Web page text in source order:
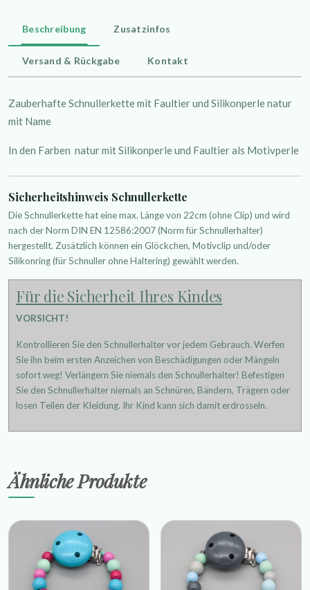
Beschreibung Zusatzinfos
Versand & Rückgabe Kontakt
Zauberhafte Schnullerkette mit Faultier und Silikonperle natur
mit Name
In den Farben natur mit Silikonperle und Faultier als Motivperle
Sicherheitshinweis Schnullerkette
Die Schnullerkette hat eine max. Länge von 22cm (ohne Clip) und wird
nach der Norm DIN EN 12586:2007 (Norm für Schnullerhalter)
hergestellt. Zusätzlich können ein Glöckchen, Motivclip und/oder
Silikonring (für Schnuller ohne Haltering) gewählt werden.
Für die Sicherheit Ihres Kindes
VORSICHT!
Kontrollieren Sie den Schnullerhalter vor jedem Gebrauch. Werfen
Sie ihn beim ersten Anzeichen von Beschädigungen oder Mängeln
sofort weg! Verlängern Sie niemals den Schnullerhalter! Befestigen
Sie den Schnullerhalter niemals an Schnüren, Bändern, Trägern oder
losen Teilen der Kleidung. Ihr Kind kann sich damit erdrosseln.
Ähnliche Produkte